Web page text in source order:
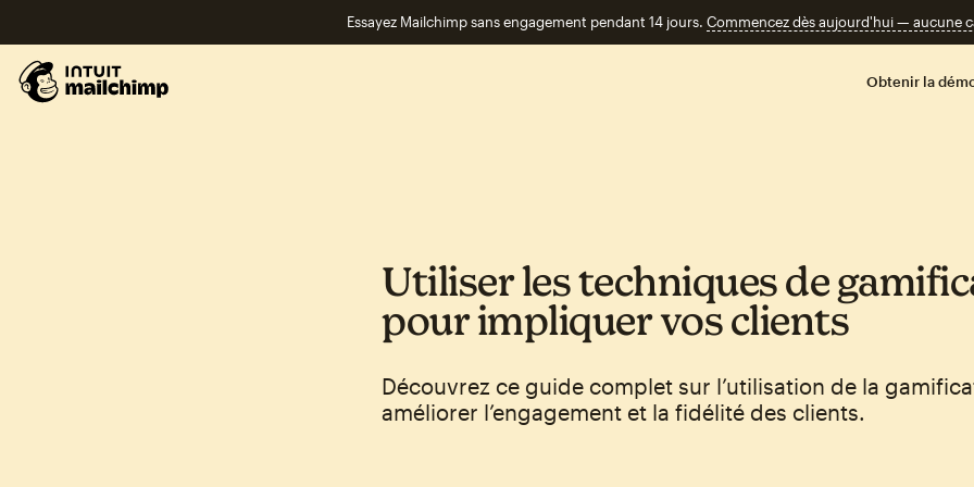
Essayez Mailchimp sans engagement pendant 14 jours. Commencez dès aujourd'hui — aucune
Obtenir la
Utiliser les techniques de
pour impliquer vos clients
Découvrez ce guide complet sur l’utilisation de la
améliorer l’engagement et la fidélité des clients.